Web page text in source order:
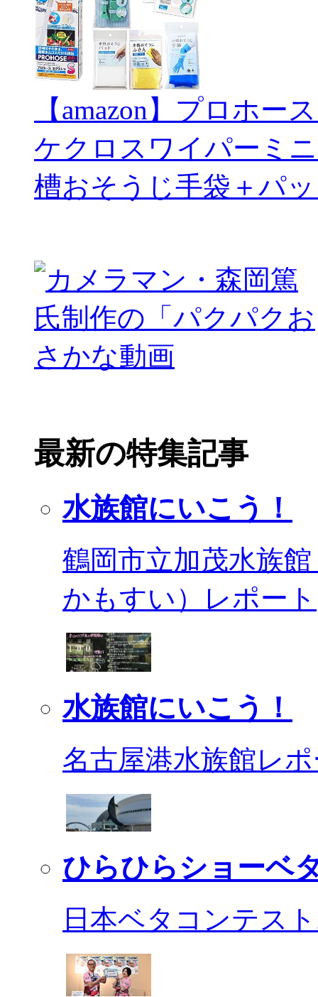
【amazon】プロホー
ケクロスワイパーミ
槽おそうじ手袋＋パ
最新の特集記事
水族館にいこう！
鶴岡市立加茂水族
かもすい）レポート
水族館にいこう！
名古屋港水族館レ
ひらひらショーベ
日本ベタコンテス